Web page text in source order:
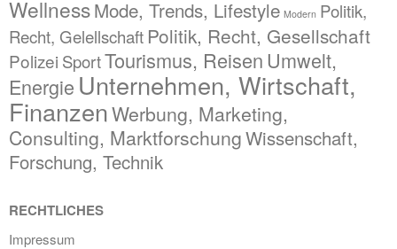
WellnessMode, Trends, Lifestyle Modern Politik,
Recht, Gelellschaft Politik, Recht, Gesellschaft
Polizei SportTourismus, Reisen Umwelt,
Energie Unternehmen, Wirtschaft,
FinanzenWerbung, Marketing,
Consulting, MarktforschungWissenschaft,
Forschung, Technik
RECHTLICHES
Impressum